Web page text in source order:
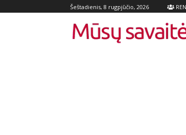
Šeštadienis, 8 rugpjūčio, 2026